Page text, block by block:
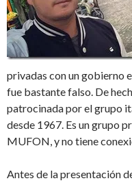
privadas con un gobierno
fue bastante falso. De
patrocinada por el grupo
desde 1967. Es un grupo
MUFON, y no tiene
Antes de la presentación